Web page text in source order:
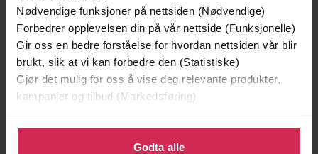
Nødvendige funksjoner på nettsiden (Nødvendige)
Forbedrer opplevelsen din på vår nettside (Funksjonelle)
Gir oss en bedre forståelse for hvordan nettsiden vår blir
brukt, slik at vi kan forbedre den (Statistiske)
Gjør det mulig for oss å vise deg relevante produkter,
kampanjer og tilbud (Markedsføring)
Klikk på «Godta alle» for å gi oss ditt samtykke til å
bruke cookies for alle disse formålene. Du kan også
Godta alle
199,-
Minnesota
Utskudd